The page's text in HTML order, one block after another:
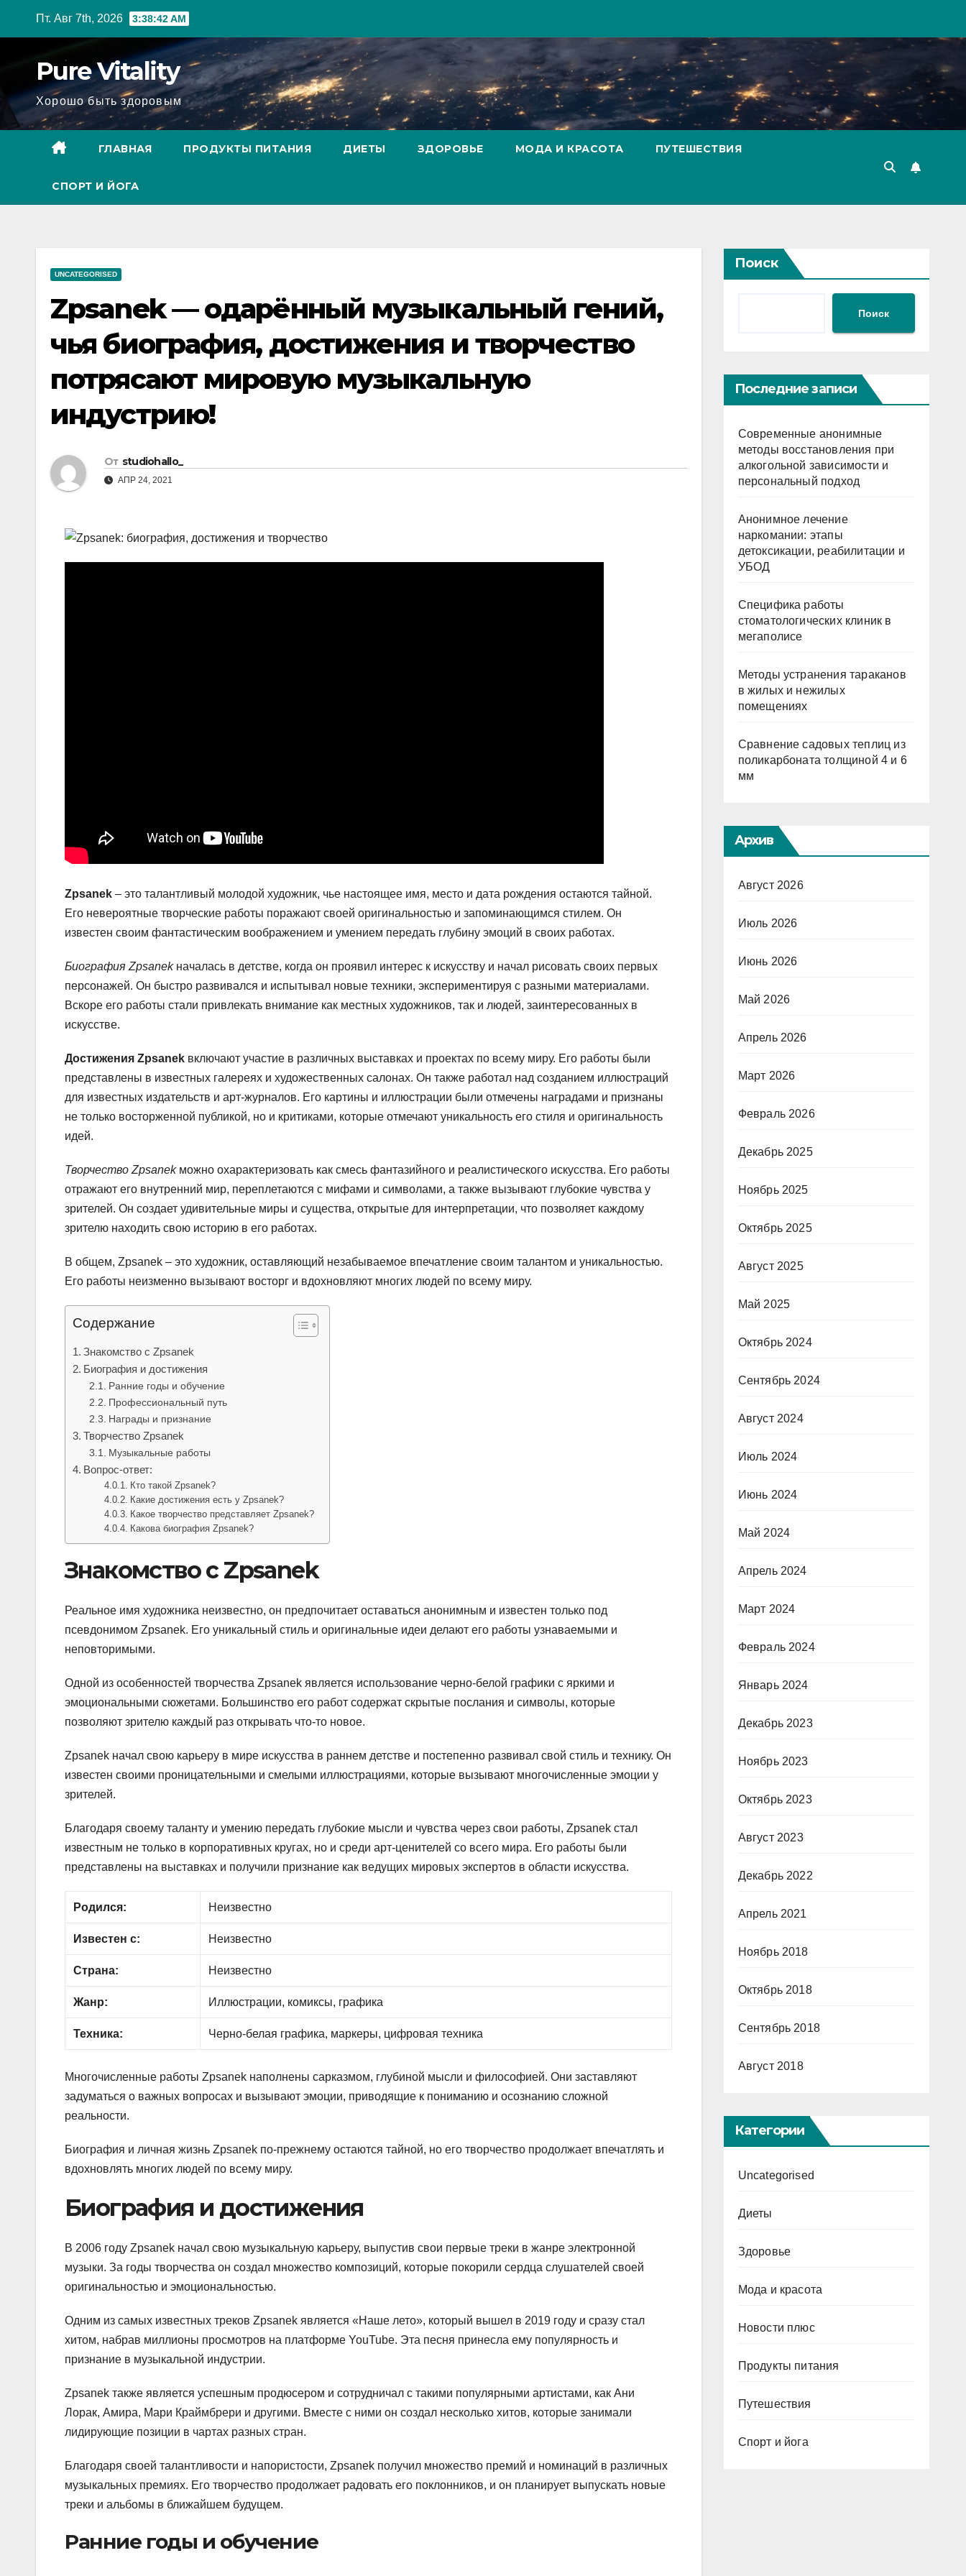
Пт. Авг 7th, 2026 3:38:43 AM
Pure Vitality
Хорошо быть здоровым
ГЛАВНАЯ ПРОДУКТЫ ПИТАНИЯ ДИЕТЫ ЗДОРОВЬЕ МОДА И КРАСОТА ПУТЕШЕСТВИЯ
СПОРТ И ЙОГА
UNCATEGORISED
Zpsanek — одарённый музыкальный гений,
чья биография, достижения и творчество
потрясают мировую музыкальную
индустрию!
От studiohallo_
АПР 24, 2021
Zpsanek – это талантливый молодой художник, чье настоящее имя, место и дата рождения остаются тайной.
Его невероятные творческие работы поражают своей оригинальностью и запоминающимся стилем. Он
известен своим фантастическим воображением и умением передать глубину эмоций в своих работах.
Биография Zpsanekначалась в детстве, когда он проявил интерес к искусству и начал рисовать своих первых
персонажей. Он быстро развивался и испытывал новые техники, экспериментируя с разными материалами.
Вскоре его работы стали привлекать внимание как местных художников, так и людей, заинтересованных в
искусстве.
Достижения Zpsanek включают участие в различных выставках и проектах по всему миру. Его работы были
представлены в известных галереях и художественных салонах. Он также работал над созданием иллюстраций
для известных издательств и арт-журналов. Его картины и иллюстрации были отмечены наградами и признаны
не только восторженной публикой, но и критиками, которые отмечают уникальность его стиля и оригинальность
идей.
Творчество Zpsanekможно охарактеризовать как смесь фантазийного и реалистического искусства. Его работы
отражают его внутренний мир, переплетаются с мифами и символами, а также вызывают глубокие чувства у
зрителей. Он создает удивительные миры и существа, открытые для интерпретации, что позволяет каждому
зрителю находить свою историю в его работах.
В общем, Zpsanek – это художник, оставляющий незабываемое впечатление своим талантом и уникальностью.
Его работы неизменно вызывают восторг и вдохновляют многих людей по всему миру.
Содержание
Знакомство с Zpsanek
Биография и достижения
Ранние годы и обучение
Профессиональный путь
Награды и признание
Творчество Zpsanek
Музыкальные работы
Вопрос-ответ:
Кто такой Zpsanek?
Какие достижения есть у Zpsanek?
Какое творчество представляет Zpsanek?
Какова биография Zpsanek?
Знакомство с Zpsanek
Реальное имя художника неизвестно, он предпочитает оставаться анонимным и известен только под
псевдонимом Zpsanek. Его уникальный стиль и оригинальные идеи делают его работы узнаваемыми и
неповторимыми.
Одной из особенностей творчества Zpsanek является использование черно-белой графики с яркими и
эмоциональными сюжетами. Большинство его работ содержат скрытые послания и символы, которые
позволяют зрителю каждый раз открывать что-то новое.
Zpsanek начал свою карьеру в мире искусства в раннем детстве и постепенно развивал свой стиль и технику. Он
известен своими проницательными и смелыми иллюстрациями, которые вызывают многочисленные эмоции у
зрителей.
Благодаря своему таланту и умению передать глубокие мысли и чувства через свои работы, Zpsanek стал
известным не только в корпоративных кругах, но и среди арт-ценителей со всего мира. Его работы были
представлены на выставках и получили признание как ведущих мировых экспертов в области искусства.
Родился: Неизвестно
Известен с: Неизвестно
Страна: Неизвестно
Жанр: Иллюстрации, комиксы, графика
Техника: Черно-белая графика, маркеры, цифровая техника
Многочисленные работы Zpsanek наполнены сарказмом, глубиной мысли и философией. Они заставляют
задуматься о важных вопросах и вызывают эмоции, приводящие к пониманию и осознанию сложной
реальности.
Биография и личная жизнь Zpsanek по-прежнему остаются тайной, но его творчество продолжает впечатлять и
вдохновлять многих людей по всему миру.
Биография и достижения
В 2006 году Zpsanek начал свою музыкальную карьеру, выпустив свои первые треки в жанре электронной
музыки. За годы творчества он создал множество композиций, которые покорили сердца слушателей своей
оригинальностью и эмоциональностью.
Одним из самых известных треков Zpsanek является «Наше лето», который вышел в 2019 году и сразу стал
хитом, набрав миллионы просмотров на платформе YouTube. Эта песня принесла ему популярность и
признание в музыкальной индустрии.
Zpsanek также является успешным продюсером и сотрудничал с такими популярными артистами, как Ани
Лорак, Амира, Мари Краймбрери и другими. Вместе с ними он создал несколько хитов, которые занимали
лидирующие позиции в чартах разных стран.
Благодаря своей талантливости и напористости, Zpsanek получил множество премий и номинаций в различных
музыкальных премиях. Его творчество продолжает радовать его поклонников, и он планирует выпускать новые
треки и альбомы в ближайшем будущем.
Ранние годы и обучение
Поиск
Поиск
Последние записи
Современные анонимные
методы восстановления при
алкогольной зависимости и
персональный подход
Анонимное лечение
наркомании: этапы
детоксикации, реабилитации и
УБОД
Специфика работы
стоматологических клиник в
мегаполисе
Методы устранения тараканов
в жилых и нежилых
помещениях
Сравнение садовых теплиц из
поликарбоната толщиной 4 и 6
мм
Архив
Август 2026
Июль 2026
Июнь 2026
Май 2026
Апрель 2026
Март 2026
Февраль 2026
Декабрь 2025
Ноябрь 2025
Октябрь 2025
Август 2025
Май 2025
Октябрь 2024
Сентябрь 2024
Август 2024
Июль 2024
Июнь 2024
Май 2024
Апрель 2024
Март 2024
Февраль 2024
Январь 2024
Декабрь 2023
Ноябрь 2023
Октябрь 2023
Август 2023
Декабрь 2022
Апрель 2021
Ноябрь 2018
Октябрь 2018
Сентябрь 2018
Август 2018
Категории
Uncategorised
Диеты
Здоровье
Мода и красота
Новости плюс
Продукты питания
Путешествия
Спорт и йога